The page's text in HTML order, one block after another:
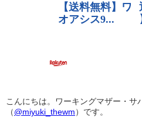
こんにちは。ワーキングマザー・サ
（ @miyuki_thewm ）です。